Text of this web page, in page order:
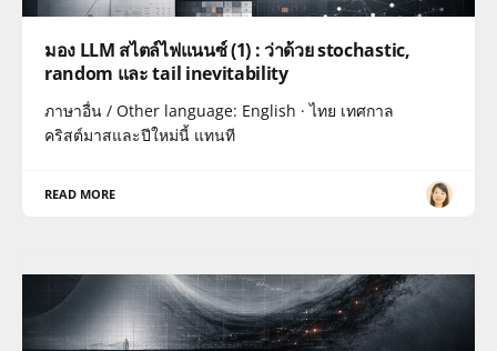
มอง LLM สไตล์ไฟแนนซ์ (1) : ว่าด้วย stochastic,
random และ tail inevitability
ภาษาอื่น / Other language: English · ไทย เทศกาล
คริสต์มาสและปีใหม่นี้ แทนที
READ MORE